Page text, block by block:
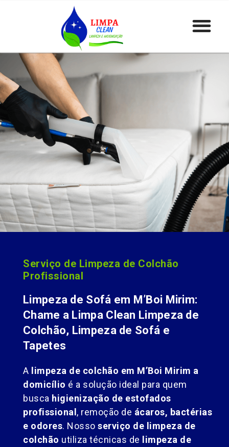
Serviço de Limpeza de Colchão
Profissional
Limpeza de Sofá em M’Boi Mirim:
Chame a Limpa Clean Limpeza de
Colchão, Limpeza de Sofá e
Tapetes
A limpeza de colchão em M’Boi Mirim a
domicílio é a solução ideal para quem
busca higienização de estofados
profissional, remoção de ácaros, bactérias
e odores. Nosso serviço de limpeza de
colchão utiliza técnicas de limpeza de